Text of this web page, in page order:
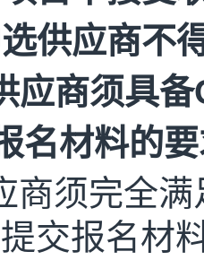
供应商不
应商须具备
名材料的
商须完全
交报名材